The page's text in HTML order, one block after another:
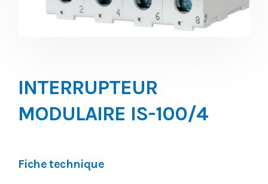
INTERRUPTEUR
MODULAIRE IS-100/4
Fiche technique